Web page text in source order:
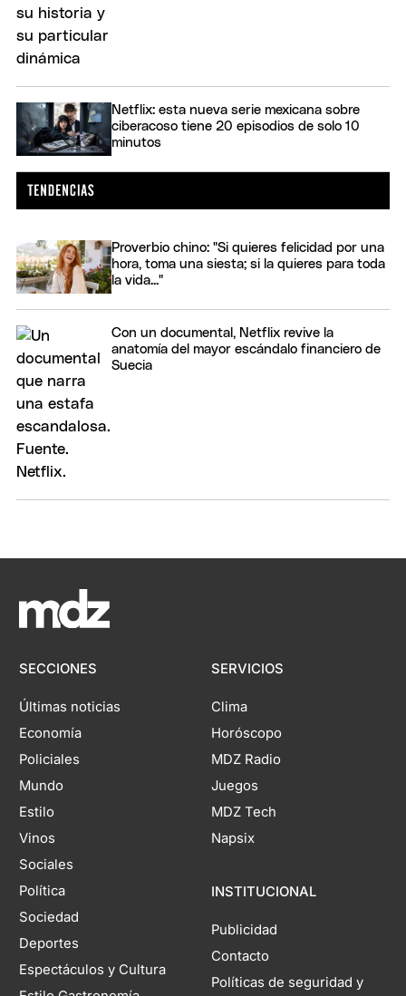
Netflix: esta nueva serie mexicana sobre
ciberacoso tiene 20 episodios de solo 10
minutos
Proverbio chino: "Si quieres felicidad por una
hora, toma una siesta; si la quieres para toda
la vida..."
Con un documental, Netflix revive la
anatomía del mayor escándalo financiero de
Suecia
SECCIONES
Últimas noticias
Economía
Policiales
Mundo
Estilo
Vinos
Sociales
Política
Sociedad
Deportes
Espectáculos y Cultura
SERVICIOS
Clima
Horóscopo
MDZ Radio
Juegos
MDZ Tech
Napsix
INSTITUCIONAL
Publicidad
Contacto
Políticas de seguridad y